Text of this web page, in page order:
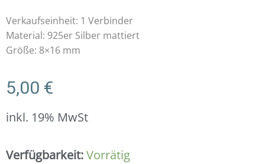
Verkaufseinheit: 1 Verbinder
Material: 925er Silber mattiert
Größe: 8×16 mm
5,00 €
inkl. 19% MwSt
Verfügbarkeit:Vorrätig
Schmuckverbinder